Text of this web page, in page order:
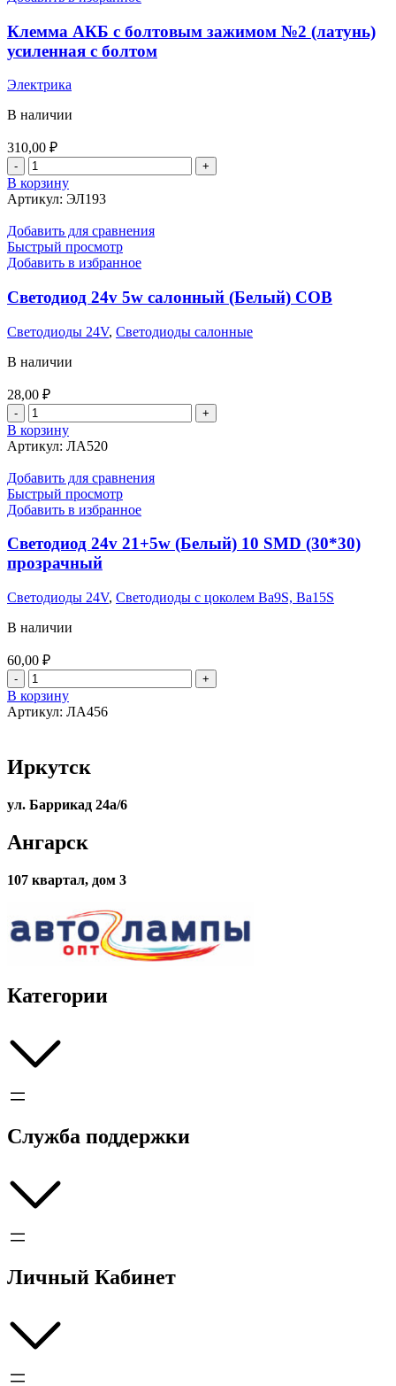
Клемма АКБ с болтовым зажимом №2 (латунь)
усиленная с болтом
Электрика
В наличии
310,00 ₽
Количество
товара
Клемма
АКБ
с
болтовым
зажимом
усиленная
болтом
В корзину
Артикул: ЭЛ193
Добавить для сравнения
Быстрый просмотр
Добавить в избранное
Светодиод 24v 5w салонный (Белый) COB
Светодиоды 24V, Светодиоды салонные
В наличии
28,00 ₽
Количество
товара
Светодиод
24v
5w
салонный
(Белый)
В корзину
Артикул: ЛА520
Добавить для сравнения
Быстрый просмотр
Добавить в избранное
Светодиод 24v 21+5w (Белый) 10 SMD (30*30)
прозрачный
Светодиоды 24V, Светодиоды с цоколем Ba9S, Ba15S
В наличии
60,00 ₽
Количество
товара
Светодиод
24v
10
(30*30)
В корзину
Артикул: ЛА456
Иркутск
ул. Баррикад 24а/6
Ангарск
107 квартал, дом 3
Категории
Служба поддержки
Личный Кабинет